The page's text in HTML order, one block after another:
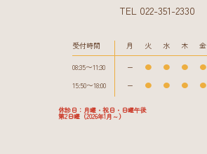
TEL 022-351-2330
受付時間 月 火 水 木 金
08:35〜11:30 ー ● ● ● ●
15:50〜18:00
ー ● ● ● ●
休診日：月曜・祝日・日曜午後
第2日曜（2026年1月～）